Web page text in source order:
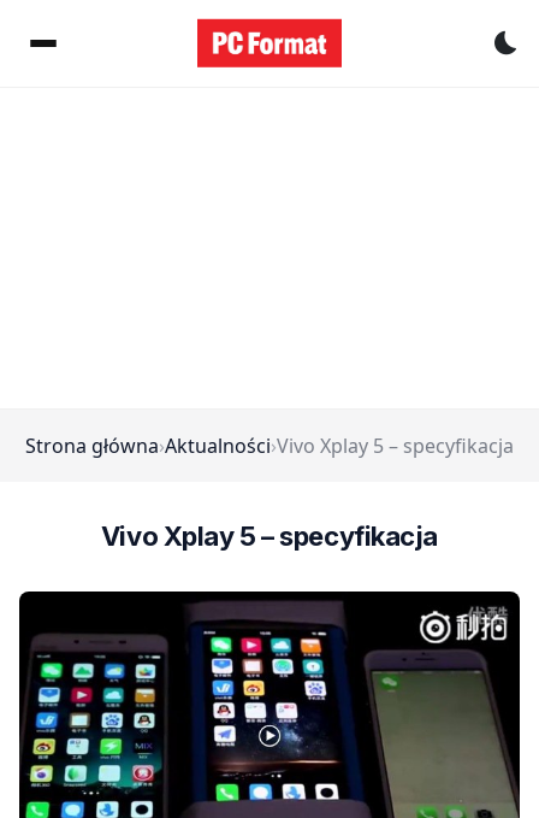
Strona główna›Aktualności›Vivo Xplay 5 – specyfikacja
Vivo Xplay 5 – specyfikacja